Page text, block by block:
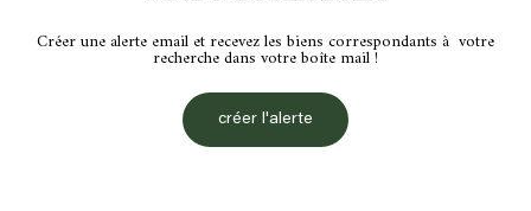
Créer une alerte email et recevez les biens correspondants à votre
recherche dans votre boîte mail !
créer l'alerte